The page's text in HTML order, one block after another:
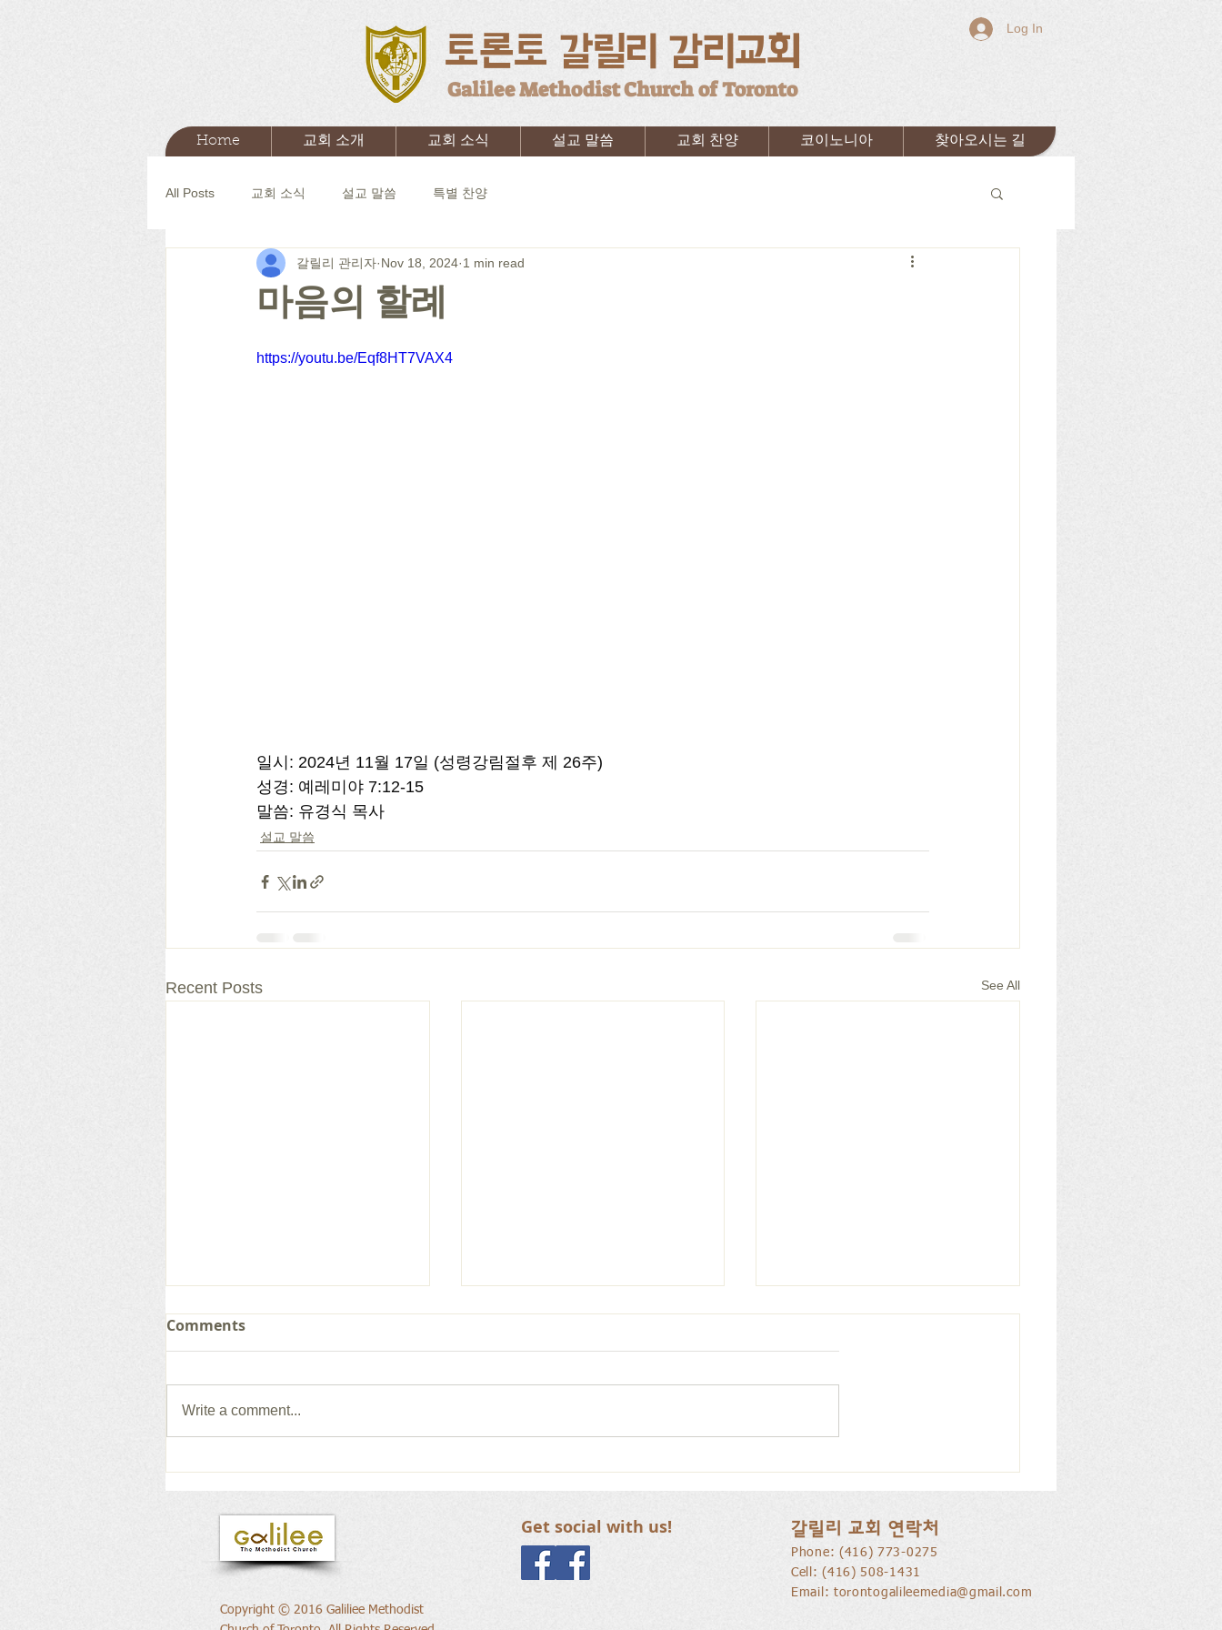
토론토 갈릴리 감리교회
Galilee Methodist Church of Toronto
Log In
Home 교회 소개 교회 소식 설교 말씀 교회 찬양 코이노니아 찾아오시는 길
All Posts 교회 소식 설교 말씀 특별 찬양
마음의 할례
갈릴리 관리자 Nov 18, 2024 1 min read
https://youtu.be/Eqf8HT7VAX4
일시: 2024년 11월 17일 (성령강림절후 제 26주)
성경: 예레미야 7:12-15
말씀: 유경식 목사
설교 말씀
Recent Posts See All
새로운 권위의 삶으로
새로운 가치를 세워가는 신앙
공동체
Comments
Write a comment...
Copyright © 2016 Galiliee Methodist
Get social with us! 갈릴리 교회 연락처
Phone: ​(416) 773-0275
Cell: (416) 508-1431
Email: torontogalileemedia@gmail.com